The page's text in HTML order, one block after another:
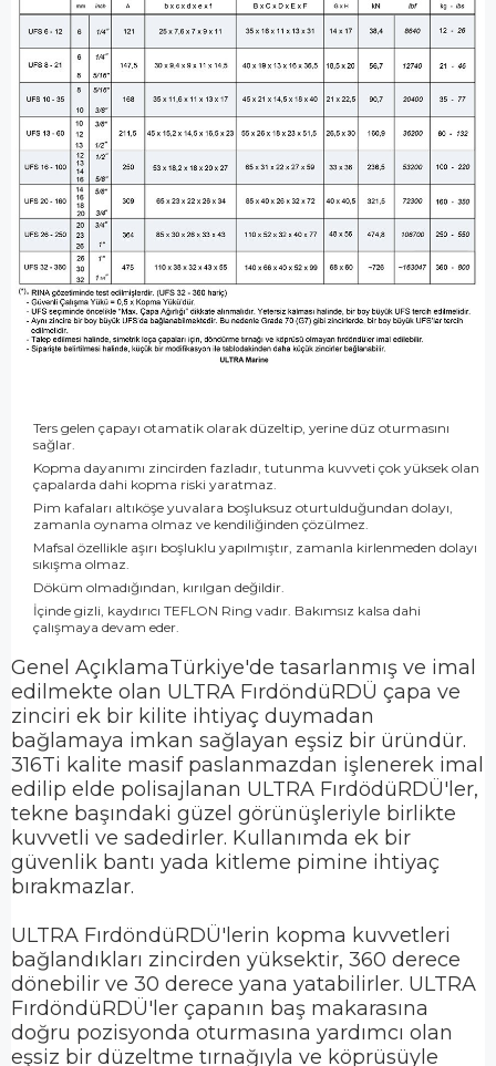
Ters gelen çapayı otamatik olarak düzeltip, yerine düz oturmasını
sağlar.
Kopma dayanımı zincirden fazladır, tutunma kuvveti çok yüksek olan
çapalarda dahi kopma riski yaratmaz.
Pim kafaları altıköşe yuvalara boşluksuz oturtulduğundan dolayı,
zamanla oynama olmaz ve kendiliğinden çözülmez.
Mafsal özellikle aşırı boşluklu yapılmıştır, zamanla kirlenmeden dolayı
sıkışma olmaz.
Döküm olmadığından, kırılgan değildir.
İçinde gizli, kaydırıcı TEFLON Ring vadır. Bakımsız kalsa dahi
çalışmaya devam eder.
Genel AçıklamaTürkiye'de tasarlanmış ve imal
edilmekte olan ULTRA FırdöndüRDÜ çapa ve
zinciri ek bir kilite ihtiyaç duymadan
bağlamaya imkan sağlayan eşsiz bir üründür.
316Ti kalite masif paslanmazdan işlenerek imal
edilip elde polisajlanan ULTRA FırdödüRDÜ'ler,
tekne başındaki güzel görünüşleriyle birlikte
kuvvetli ve sadedirler. Kullanımda ek bir
güvenlik bantı yada kitleme pimine ihtiyaç
bırakmazlar.
ULTRA FırdöndüRDÜ'lerin kopma kuvvetleri
bağlandıkları zincirden yüksektir, 360 derece
dönebilir ve 30 derece yana yatabilirler. ULTRA
FırdöndüRDÜ'ler çapanın baş makarasına
doğru pozisyonda oturmasına yardımcı olan
eşsiz bir düzeltme tırnağıyla ve köprüsüyle